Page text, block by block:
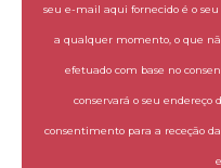
seu e-mail aqui fornecido é o
a qualquer momento, o que
efetuado com base no
conservará o seu
consentimento para a receção